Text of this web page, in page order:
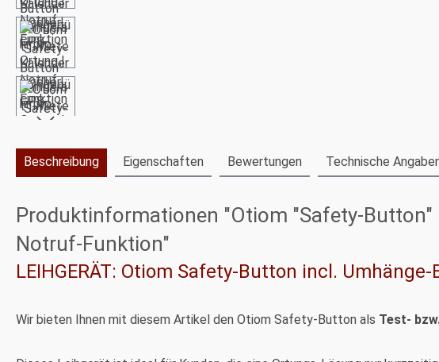
Beschreibung Eigenschaften Bewertungen Technische
Produktinformationen "Otiom "Safety-Button"
Notruf-Funktion"
LEIHGERÄT: Otiom Safety-Button incl. Umhänge-
Wir bieten Ihnen mit diesem Artikel den Otiom Safety-Button als Test-